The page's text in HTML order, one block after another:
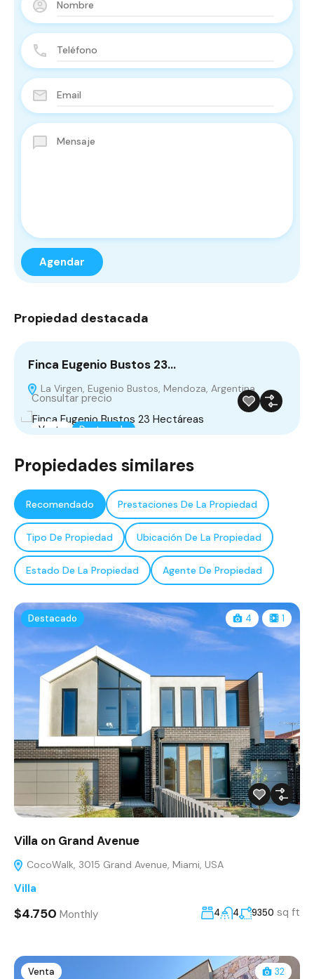
Propiedad destacada
Finca Eugenio Bustos 23…
La Virgen, Eugenio Bustos, Mendoza, Argentina
Venta Destacado
Consultar precio
Propiedades similares
Recomendado Prestaciones De La Propiedad
Tipo De Propiedad Ubicación De La Propiedad
Estado De La Propiedad Agente De Propiedad
Destacado 4 1
Villa on Grand Avenue
CocoWalk, 3015 Grand Avenue, Miami, USA
Villa
$4.750 Monthly 4 4 9350 sq ft
Venta 32